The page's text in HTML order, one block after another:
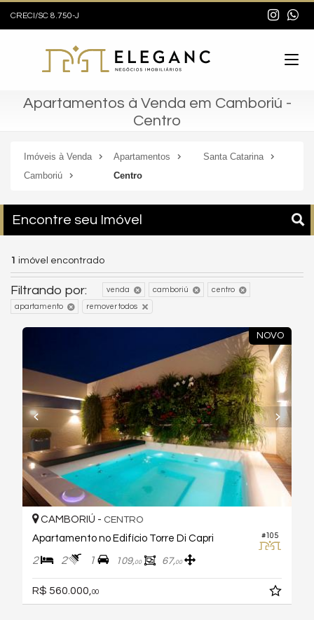
CRECI/SC 8.750-J
Apartamentos à Venda em Camboriú -
Centro
Imóveis à Venda Apartamentos
Santa Catarina
Camboriú
Centro
Encontre seu Imóvel
1 imóvel encontrado
Filtrando por: venda camboriú centro
apartamento remover todos
NOVO
#105
CAMBORIÚ - CENTRO
Apartamento no Edifício Torre Di Capri
2 2 1 109,00 67,00
R$ 560.000, 00